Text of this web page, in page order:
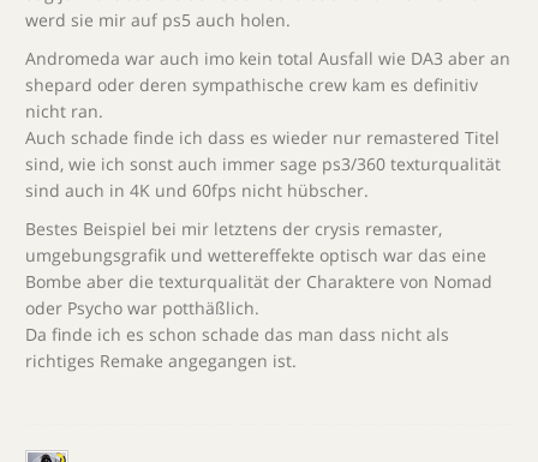
werd sie mir auf ps5 auch holen.
Andromeda war auch imo kein total Ausfall wie DA3 aber an
shepard oder deren sympathische crew kam es definitiv
nicht ran.
Auch schade finde ich dass es wieder nur remastered Titel
sind, wie ich sonst auch immer sage ps3/360 texturqualität
sind auch in 4K und 60fps nicht hübscher.
Bestes Beispiel bei mir letztens der crysis remaster,
umgebungsgrafik und wettereffekte optisch war das eine
Bombe aber die texturqualität der Charaktere von Nomad
oder Psycho war potthäßlich.
Da finde ich es schon schade das man dass nicht als
richtiges Remake angegangen ist.